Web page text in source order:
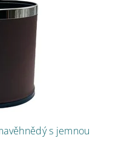
s jemnou